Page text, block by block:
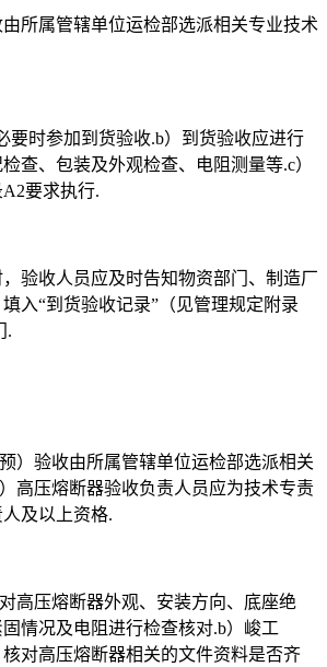
所属管辖单位运检部选派相关专业技术
要时参加到货验收.b）到货验收应进行
查、包装及外观检查、电阻测量等.c）
要求执行.
验收人员应及时告知物资部门、制造厂
入“到货验收记录”（见管理规定附录
.
）验收由所属管辖单位运检部选派相关
高压熔断器验收负责人员应为技术专责
及以上资格.
高压熔断器外观、安装方向、底座绝
情况及电阻进行检查核对.b）峻工
核对高压熔断器相关的文件资料是否齐